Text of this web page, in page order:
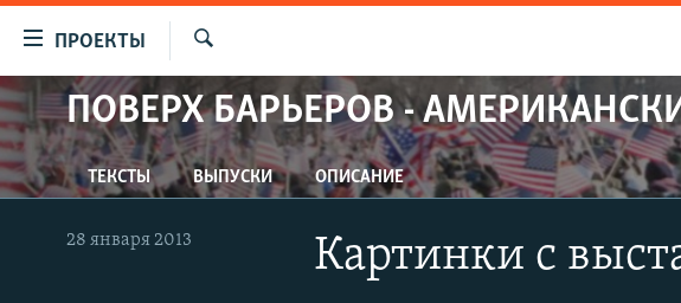
упрощенного
доступа
Вернуться
к
основному
ПРОЕКТЫ
ПРОГРАММЫ
ПОДКАСТЫ
АВТОРСКИЕ ПРОЕКТЫ
ЦИТАТЫ СВОБОДЫ
Искать
ПОВЕРХ БАРЬЕРОВ -
ТЕКСТЫ ВЫПУСКИ ОПИСАНИЕ
Картинки с
28 января 2013